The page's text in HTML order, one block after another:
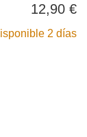
12,90 €
2 días